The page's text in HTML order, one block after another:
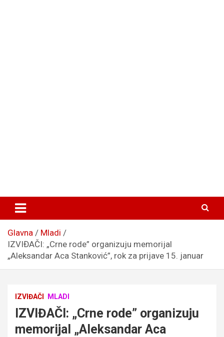
Glavna
Mladi
IZVIĐAČI: „Crne rode” organizuju memorijal
„Aleksandar Aca Stanković”, rok za prijave 15. januar
IZVIĐAČI MLADI
IZVIĐAČI: „Crne rode” organizuju
memorijal „Aleksandar Aca